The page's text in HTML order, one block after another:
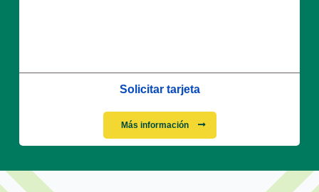
Solicitar tarjeta
Más información